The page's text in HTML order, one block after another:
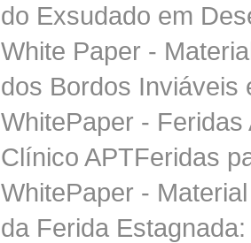
do Exsudado em
White Paper -
dos Bordos Inviáveis
WhitePaper -
Clínico APTFeridas
WhitePaper -
da Ferida